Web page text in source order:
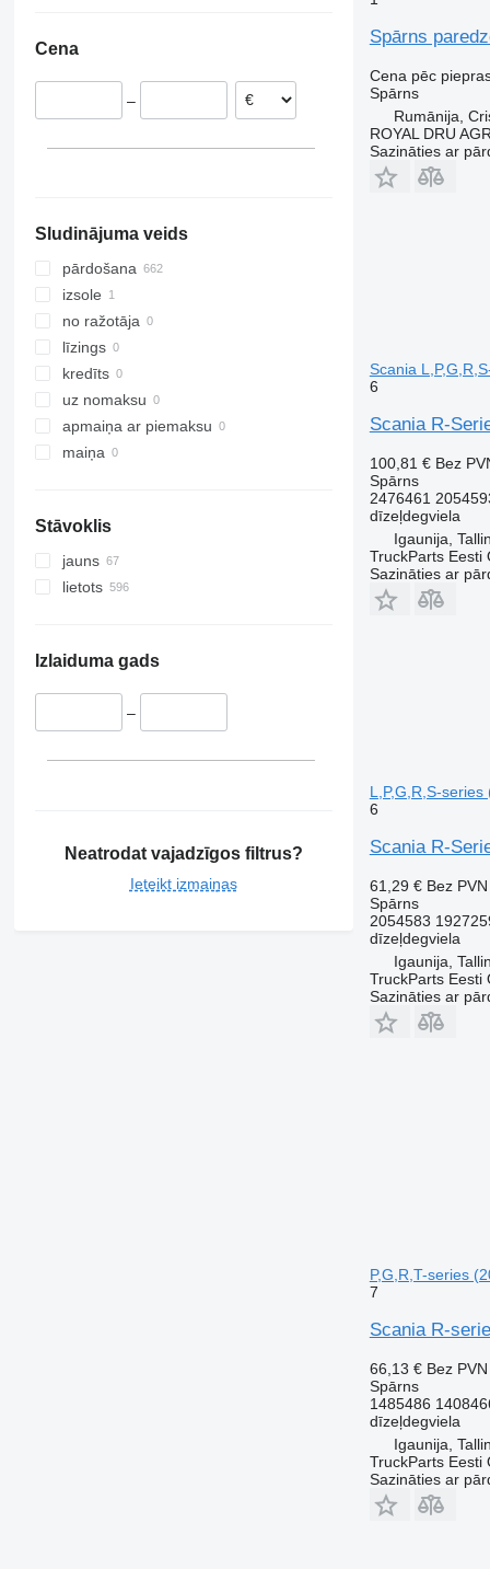
Polija
Grieķija
Cena
–
Sludinājuma veids
pārdošana
izsole
no ražotāja
līzings
kredīts
uz nomaksu
apmaiņa ar piemaksu
maiņa
Stāvoklis
jauns
lietots
Izlaiduma gads
–
Neatrodat vajadzīgos filtrus?
Ieteikt izmaiņas
Spārns
Cena pēc
Spārns
Rumānija,
ROYAL DRU
Sazināties ar
Scania
6
Scania R-
100,81 € Bez
Spārns
2476461
dīzeļdegviela
Igaunija,
TruckParts Eesti
Sazināties ar
L,P,G,R,S-
6
Scania R-
61,29 € Bez PVN
Spārns
2054583
dīzeļdegviela
Igaunija,
TruckParts Eesti
Sazināties ar
P,G,R,T-series
7
Scania R-
66,13 € Bez PVN
Spārns
1485486
dīzeļdegviela
Igaunija,
TruckParts Eesti
Sazināties ar